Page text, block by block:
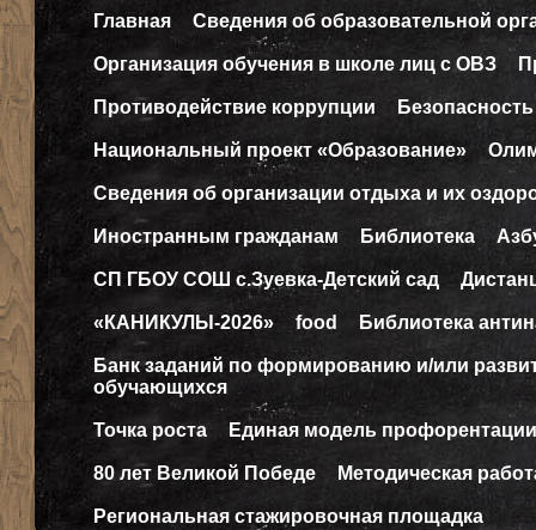
Главная Сведения об образовательной
Организация обучения в школе лиц с ОВЗ
Противодействие коррупции Безопасность
Национальный проект «Образование»
Сведения об организации отдыха и их
Иностранным гражданам Библиотека
СП ГБОУ СОШ с.Зуевка-Детский сад
«КАНИКУЛЫ-2026» food Библиотека
Банк заданий по формированию и/или
обучающихся
Точка роста Единая модель профорентации
80 лет Великой Победе Методическая
Региональная стажировочная площадка